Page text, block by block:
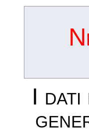
I dati